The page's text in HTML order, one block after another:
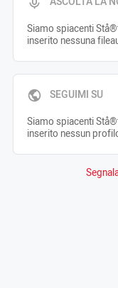
Siamo spiacenti
inserito nessuna
SEGUIMI SU
Siamo spiacenti
inserito nessun